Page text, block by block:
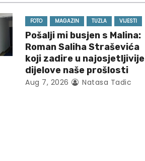
FOTO MAGAZIN TUZLA VIJESTI
Pošalji mi busjen s Malina:
Roman Saliha Straševića
koji zadire u najosjetljivije
dijelove naše prošlosti
Aug 7, 2026 Natasa Tadic